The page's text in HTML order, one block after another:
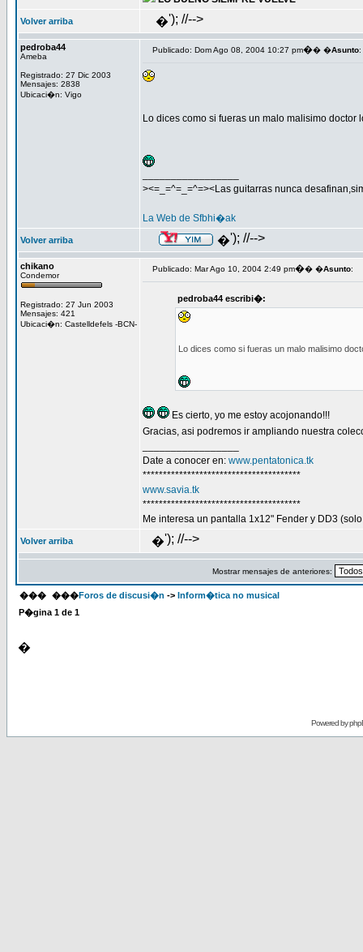
Volver arriba �'); //-->
pedroba44
Ameba
Registrado: 27 Dic 2003
Mensajes: 2838
Ubicaci�n: Vigo
Publicado: Dom Ago 08, 2004 10:27 pm�� �Asunto:
Lo dices como si fueras un malo malisimo
><=_=^=_=^=><Las guitarras nunca
La Web de Sfbhi�ak
Volver arriba �'); //-->
chikano
Condemor
Registrado: 27 Jun 2003
Mensajes: 421
Ubicaci�n: Castelldefels -BCN-
Publicado: Mar Ago 10, 2004 2:49 pm�� �Asunto:
pedroba44 escribi�:
Lo dices como si fueras un malo malisimo
Es cierto, yo me estoy acojonando!!!
Gracias, asi podremos ir ampliando nuestra
Date a conocer en: www.pentatonica.tk
***************************************
www.savia.tk
***************************************
Me interesa un pantalla 1x12" Fender y DD3
Volver arriba �'); //-->
Mostrar mensajes de anteriores:
��� ���Foros de discusi�n -> Inform�tica no musical
P�gina 1 de 1
�
Powered by